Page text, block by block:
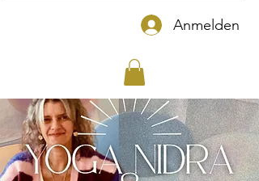
Anmelden